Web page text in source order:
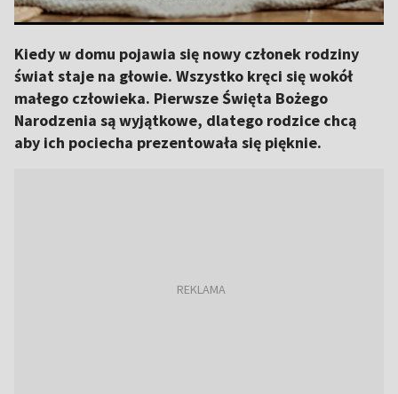
Kiedy w domu pojawia się nowy członek rodziny
świat staje na głowie. Wszystko kręci się wokół
małego człowieka. Pierwsze Święta Bożego
Narodzenia są wyjątkowe, dlatego rodzice chcą
aby ich pociecha prezentowała się pięknie.